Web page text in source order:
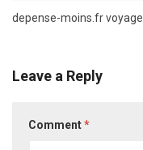
depense-moins.fr voyage
Leave a Reply
Comment*